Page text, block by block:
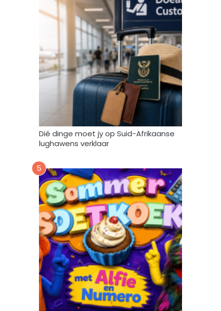
o
n
g
e
k
*
Dié dinge moet jy op Suid-Afrikaanse
lughawens verklaar
5